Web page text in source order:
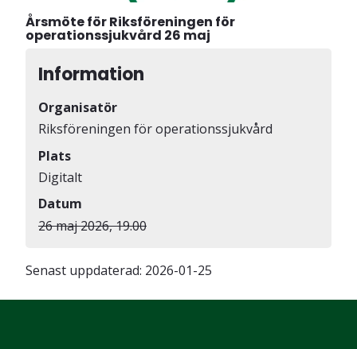
Årsmöte för Riksföreningen för
operationssjukvård 26 maj
Information
Organisatör
Riksföreningen för operationssjukvård
Plats
Digitalt
Datum
26 maj 2026, 19.00
Senast uppdaterad: 2026-01-25